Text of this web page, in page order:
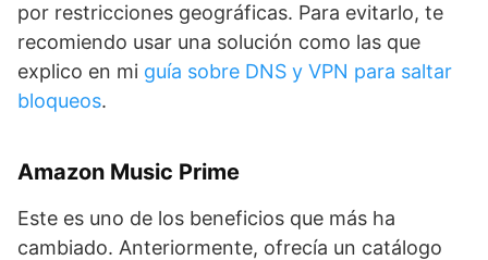
por restricciones geográficas. Para evitarlo, te
recomiendo usar una solución como las que
explico en mi guía sobre DNS y VPN para saltar
bloqueos.
Amazon Music Prime
Este es uno de los beneficios que más ha
cambiado. Anteriormente, ofrecía un catálogo